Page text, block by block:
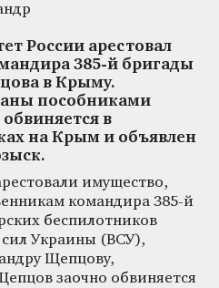
России арестовал
385-й бригады
в Крыму.
пособниками
в
на Крым и объявлен
имущество,
командира 385-й
беспилотников
Украины (ВСУ),
Щепцову,
заочно обвиняется